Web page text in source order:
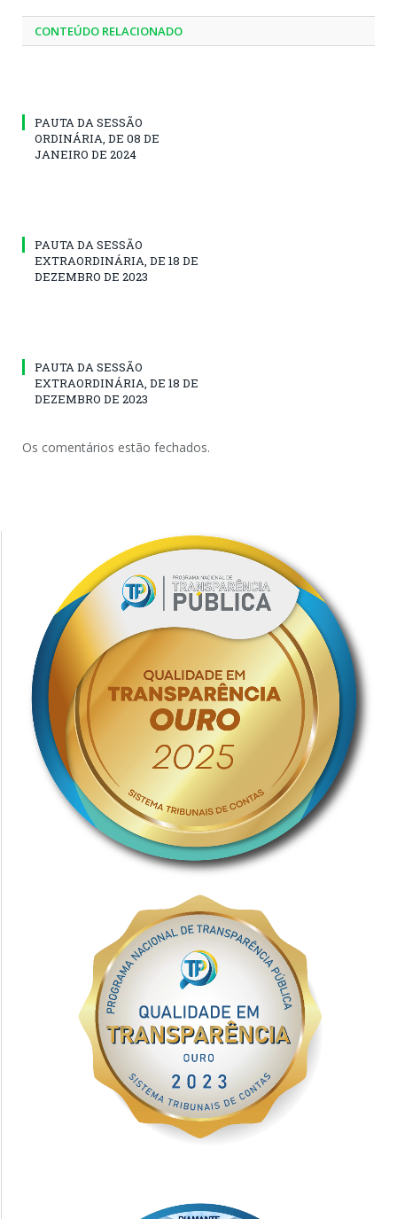
CONTEÚDO RELACIONADO
PAUTA DA SESSÃO
ORDINÁRIA, DE 08 DE
JANEIRO DE 2024
PAUTA DA SESSÃO
EXTRAORDINÁRIA, DE 18 DE
DEZEMBRO DE 2023
PAUTA DA SESSÃO
EXTRAORDINÁRIA, DE 18 DE
DEZEMBRO DE 2023
Os comentários estão fechados.